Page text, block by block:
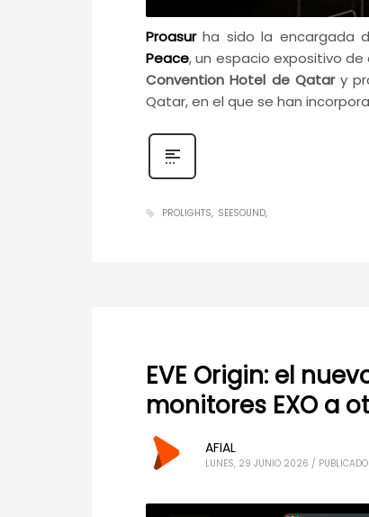
Proasurha sido la encargada
Peace, un espacio expositivo
Convention Hotel de Qatary
Qatar, en el que se han
PROLIGHTS SEESOUND
EVE Origin: el
monitores EXO a
AFIAL
LUNES, 29 JUNIO 2026 /